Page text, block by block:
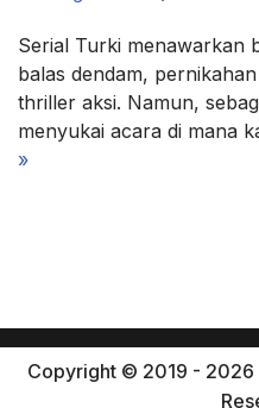
Serial Turki menawarkan
balas dendam,
thriller aksi. Namun,
menyukai acara di mana
»
Copyright © 2019 - 2026